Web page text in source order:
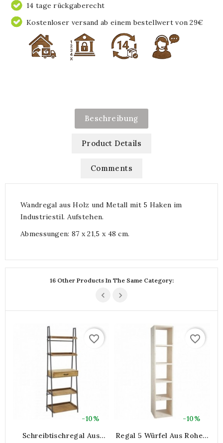
14 tage rückgaberecht
Kostenloser versand ab einem bestellwert von 29€
Beschreibung
Product Details
Comments
Wandregal aus Holz und Metall mit 5 Haken im
Industriestil. Aufstehen.
Abmessungen: 87 x 21,5 x 48 cm.
16 Other Products In The Same Category:
-10%
favorite_border
Schreibtischregal Aus
-10%
favorite_border
Regal 5 Würfel Aus Rohem